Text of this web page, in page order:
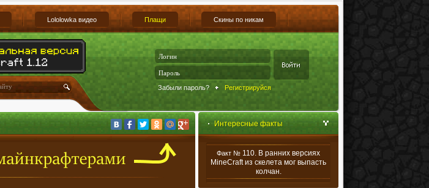
Lololowka видео Плащи Скины по никам
Забыли пароль? Регистрируйся
Интересные факты
Факт № 110. В ранних версиях
MineCraft из скелета мог выпасть
колчан.